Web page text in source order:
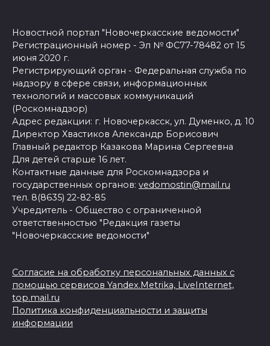
Новостной портал "Новочеркасские ведомости"
Регистрационный номер - Эл № ФС77-78482 от 15
июня 2020 г.
Регистрирующий орган - Федеральная служба по
надзору в сфере связи, информационных
технологий и массовых коммуникаций
(Роскомнадзор)
Адрес редакции: г. Новочеркасск, ул. Думенко, д. 10
Директор Хвастиков Александр Борисович
Главный редактор Казакова Марина Сергеевна
Для детей старше 16 лет.
Контактные данные для Роскомнадзора и
государственных органов: vedomostin@mail.ru
тел. 8(8635) 22-82-85
Учредитель - Общество с ограниченной
ответственностью "Редакция газеты
"Новочеркасские ведомости"
Согласие на обработку персональных данных с
помощью сервисов Yandex.Metrika, LiveInternet,
top.mail.ru
Политика конфиденциальности и защиты
информации